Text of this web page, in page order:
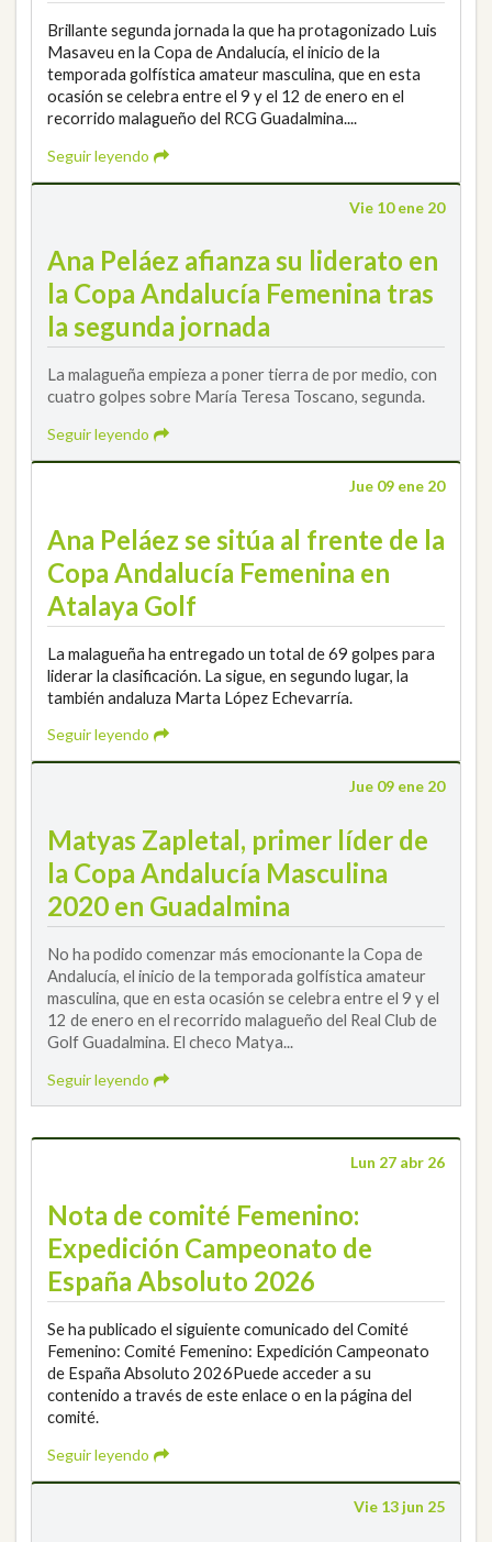
Brillante segunda jornada la que ha protagonizado Luis
Masaveu en la Copa de Andalucía, el inicio de la
temporada golfística amateur masculina, que en esta
ocasión se celebra entre el 9 y el 12 de enero en el
recorrido malagueño del RCG Guadalmina....
Seguir leyendo
Vie 10 ene 20
Ana Peláez afianza su liderato en
la Copa Andalucía Femenina tras
la segunda jornada
La malagueña empieza a poner tierra de por medio, con
cuatro golpes sobre María Teresa Toscano, segunda.
Seguir leyendo
Jue 09 ene 20
Ana Peláez se sitúa al frente de la
Copa Andalucía Femenina en
Atalaya Golf
La malagueña ha entregado un total de 69 golpes para
liderar la clasificación. La sigue, en segundo lugar, la
también andaluza Marta López Echevarría.
Seguir leyendo
Jue 09 ene 20
Matyas Zapletal, primer líder de
la Copa Andalucía Masculina
2020 en Guadalmina
No ha podido comenzar más emocionante la Copa de
Andalucía, el inicio de la temporada golfística amateur
masculina, que en esta ocasión se celebra entre el 9 y el
12 de enero en el recorrido malagueño del Real Club de
Golf Guadalmina. El checo Matya...
Seguir leyendo
Lun 27 abr 26
Nota de comité Femenino:
Expedición Campeonato de
España Absoluto 2026
Se ha publicado el siguiente comunicado del Comité
Femenino: Comité Femenino: Expedición Campeonato
de España Absoluto 2026Puede acceder a su
contenido a través de este enlace o en la página del
comité.
Seguir leyendo
Vie 13 jun 25